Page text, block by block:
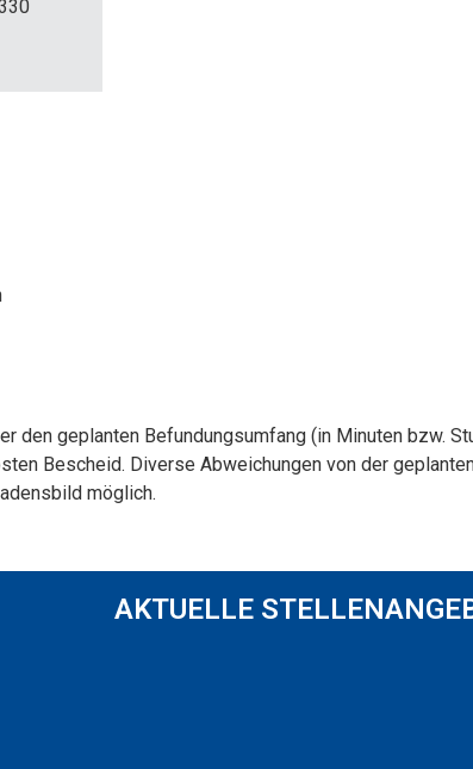
den geplanten Befundungsumfang (in Minuten bzw.
Bescheid. Diverse Abweichungen von der
möglich.
AKTUELLE